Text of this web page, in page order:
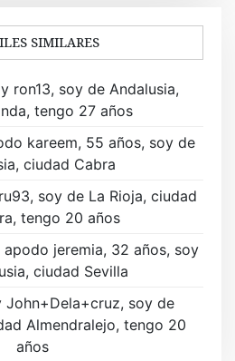
SIMILARES
ron13, soy de Andalusia,
tengo 27 años
kareem, 55 años, soy de
ciudad Cabra
soy de La Rioja, ciudad
tengo 20 años
apodo jeremia, 32 años, soy
ciudad Sevilla
John+Dela+cruz, soy de
Almendralejo, tengo 20
años